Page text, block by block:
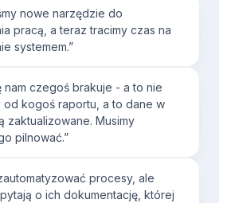
nowe narzędzie do
pracą, a teraz tracimy czas na
systemem.”
nam czegoś brakuje - a to nie
od kogoś raportu, a to dane w
zaktualizowane. Musimy
pilnować.”
procesy, ale
o ich dokumentację, której